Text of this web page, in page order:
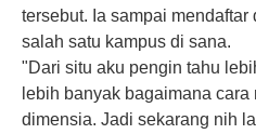
tersebut. Ia sampai
salah satu kampus di sana.
"Dari situ aku pengin tahu
lebih banyak bagaimana
dimensia. Jadi sekarang nih